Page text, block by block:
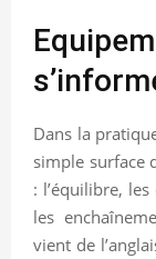
Dans la
simple surface
: l’équilibre,
les
vient de